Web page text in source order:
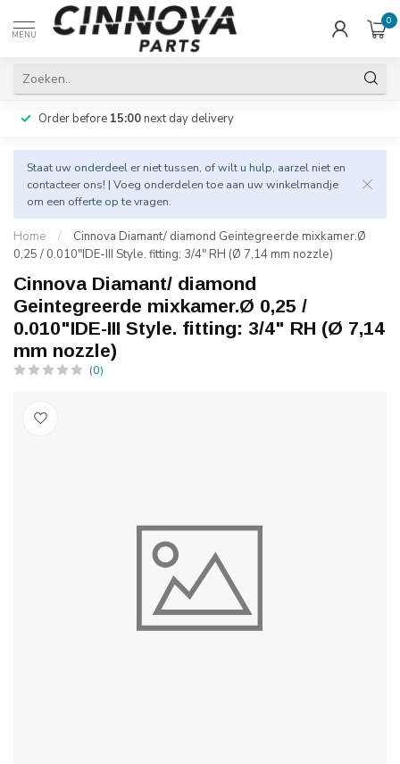
MENU
0
Order before 15:00next day delivery
Staat uw onderdeel er niet tussen, of wilt u hulp, aarzel niet en
contacteer ons! | Voeg onderdelen toe aan uw winkelmandje
om een offerte op te vragen.
Home /
Cinnova Diamant/ diamond Geintegreerde mixkamer.Ø
0,25 / 0.010"IDE-III Style. fitting: 3/4" RH (Ø 7,14 mm nozzle)
Cinnova Diamant/ diamond
Geintegreerde mixkamer.Ø 0,25 /
0.010"IDE-III Style. fitting: 3/4" RH (Ø 7,14
mm nozzle)
(0)